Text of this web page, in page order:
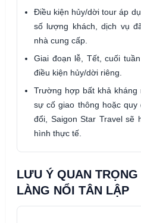
Điều kiện hủy/dời tour áp
số lượng khách, dịch vụ
nhà cung cấp.
Giai đoạn lễ, Tết, cuối
điều kiện hủy/dời riêng.
Trường hợp bất khả
sự cố giao thông hoặc
đổi, Saigon Star Travel sẽ
hình thực tế.
LƯU Ý QUAN
LÀNG NỔI TÂN LẬP